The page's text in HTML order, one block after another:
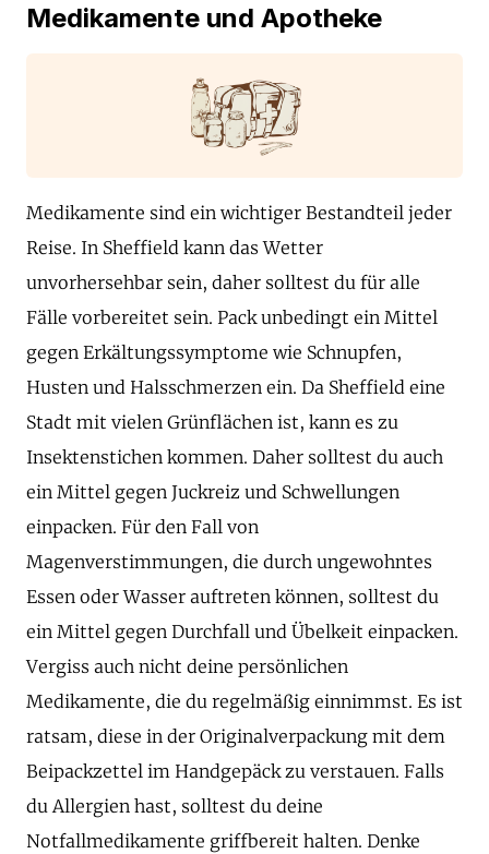
Medikamente und Apotheke
Medikamente sind ein wichtiger Bestandteil jeder
Reise. In Sheffield kann das Wetter
unvorhersehbar sein, daher solltest du für alle
Fälle vorbereitet sein. Pack unbedingt ein Mittel
gegen Erkältungssymptome wie Schnupfen,
Husten und Halsschmerzen ein. Da Sheffield eine
Stadt mit vielen Grünflächen ist, kann es zu
Insektenstichen kommen. Daher solltest du auch
ein Mittel gegen Juckreiz und Schwellungen
einpacken. Für den Fall von
Magenverstimmungen, die durch ungewohntes
Essen oder Wasser auftreten können, solltest du
ein Mittel gegen Durchfall und Übelkeit einpacken.
Vergiss auch nicht deine persönlichen
Medikamente, die du regelmäßig einnimmst. Es ist
ratsam, diese in der Originalverpackung mit dem
Beipackzettel im Handgepäck zu verstauen. Falls
du Allergien hast, solltest du deine
Notfallmedikamente griffbereit halten. Denke